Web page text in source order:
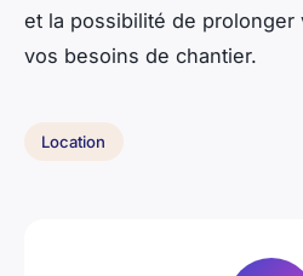
et la possibilité de prolonger
vos besoins de chantier.
Location